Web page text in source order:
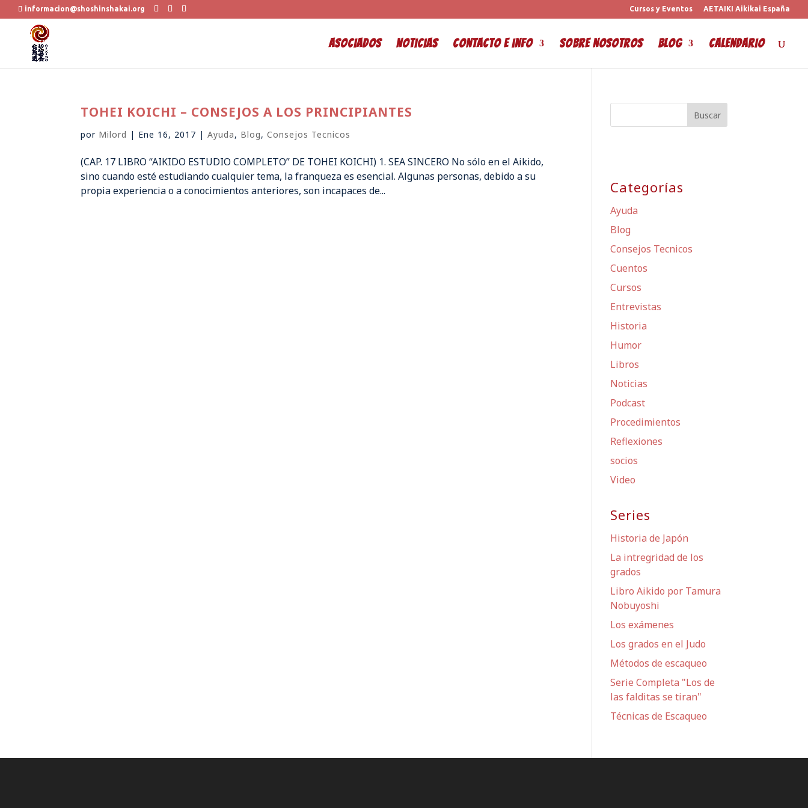
informacion@shoshinshakai.org Cursos y Eventos AETAIKI Aikikai España
Asociados Noticias Contacto e info Sobre Nosotros Blog Calendario
TOHEI KOICHI – CONSEJOS A LOS PRINCIPIANTES
por Milord | Ene 16, 2017 |Ayuda, Blog,Consejos Tecnicos
(CAP. 17 LIBRO “AIKIDO ESTUDIO COMPLETO” DE TOHEI KOICHI) 1. SEA SINCERO No sólo en el Aikido,
sino cuando esté estudiando cualquier tema, la franqueza es esencial. Algunas personas, debido a su
propia experiencia o a conocimientos anteriores, son incapaces de...
Categorías
Ayuda
Blog
Consejos Tecnicos
Cuentos
Cursos
Entrevistas
Historia
Humor
Libros
Noticias
Podcast
Procedimientos
Reflexiones
socios
Video
Series
Historia de Japón
La intregridad de los
grados
Libro Aikido por Tamura
Nobuyoshi
Los exámenes
Los grados en el Judo
Métodos de escaqueo
Serie Completa "Los de
las falditas se tiran"
Técnicas de Escaqueo